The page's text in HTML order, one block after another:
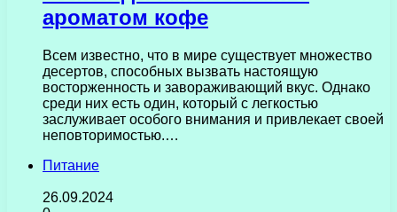
ароматом кофе
Всем известно, что в мире существует множество
десертов, способных вызвать настоящую
восторженность и завораживающий вкус. Однако
среди них есть один, который с легкостью
заслуживает особого внимания и привлекает своей
неповторимостью.…
Питание
26.09.2024